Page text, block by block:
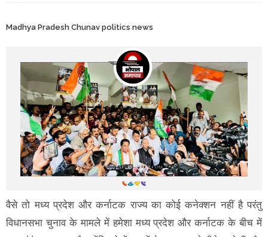
Madhya Pradesh Chunav politics news
वैसे तो मध्य प्रदेश और कर्नाटक राज्य का कोई कनेक्शन नहीं है परंतु
विधानसभा चुनाव के मामले में हमेशा मध्य प्रदेश और कर्नाटक के बीच में